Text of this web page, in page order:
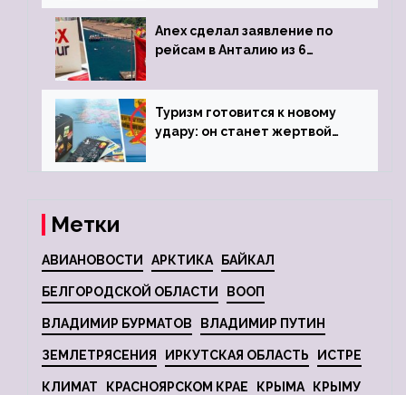
Anex сделал заявление по
рейсам в Анталию из 6
Туризм готовится к новому
удару: он станет жертвой
Метки
АВИАНОВОСТИ АРКТИКА БАЙКАЛ
БЕЛГОРОДСКОЙ ОБЛАСТИ ВООП
ВЛАДИМИР БУРМАТОВ ВЛАДИМИР ПУТИН
ЗЕМЛЕТРЯСЕНИЯ ИРКУТСКАЯ ОБЛАСТЬ ИСТРЕ
КЛИМАТ КРАСНОЯРСКОМ КРАЕ КРЫМА КРЫМУ